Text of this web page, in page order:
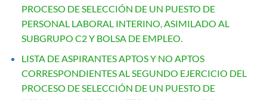
PROCESO DE SELECCIÓN DE UN PUESTO DE
PERSONAL LABORAL INTERINO, ASIMILADO AL
SUBGRUPO C2 Y BOLSA DE EMPLEO.
LISTA DE ASPIRANTES APTOS Y NO APTOS
CORRESPONDIENTES AL SEGUNDO EJERCICIO DEL
PROCESO DE SELECCIÓN DE UN PUESTO DE